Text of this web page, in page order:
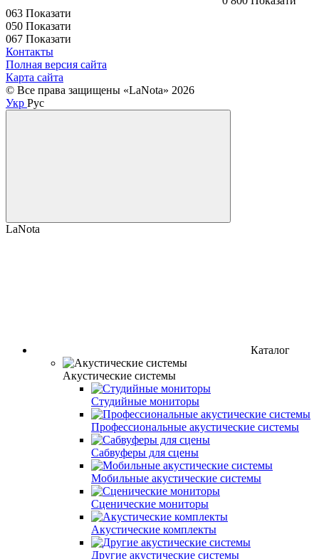
063 Показати
050 Показати
067 Показати
Контакты
Полная версия сайта
Карта сайта
© Все права защищены «LaNota» 2026
Укр Рус
LaNota
Каталог
Акустические системы
Студийные мониторы
Профессиональные акустические системы
Сабвуферы для сцены
Мобильные акустические системы
Сценические мониторы
Акyстические комплекты
Другие акустические системы